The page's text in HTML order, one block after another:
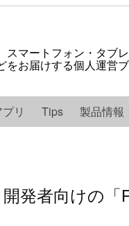
マートフォン・タブ
お届けする個人運営ブ
リ Tips 製品情報
発者向けの「